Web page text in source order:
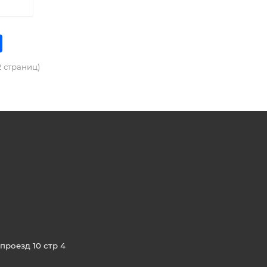
страниц)
10 стр 4